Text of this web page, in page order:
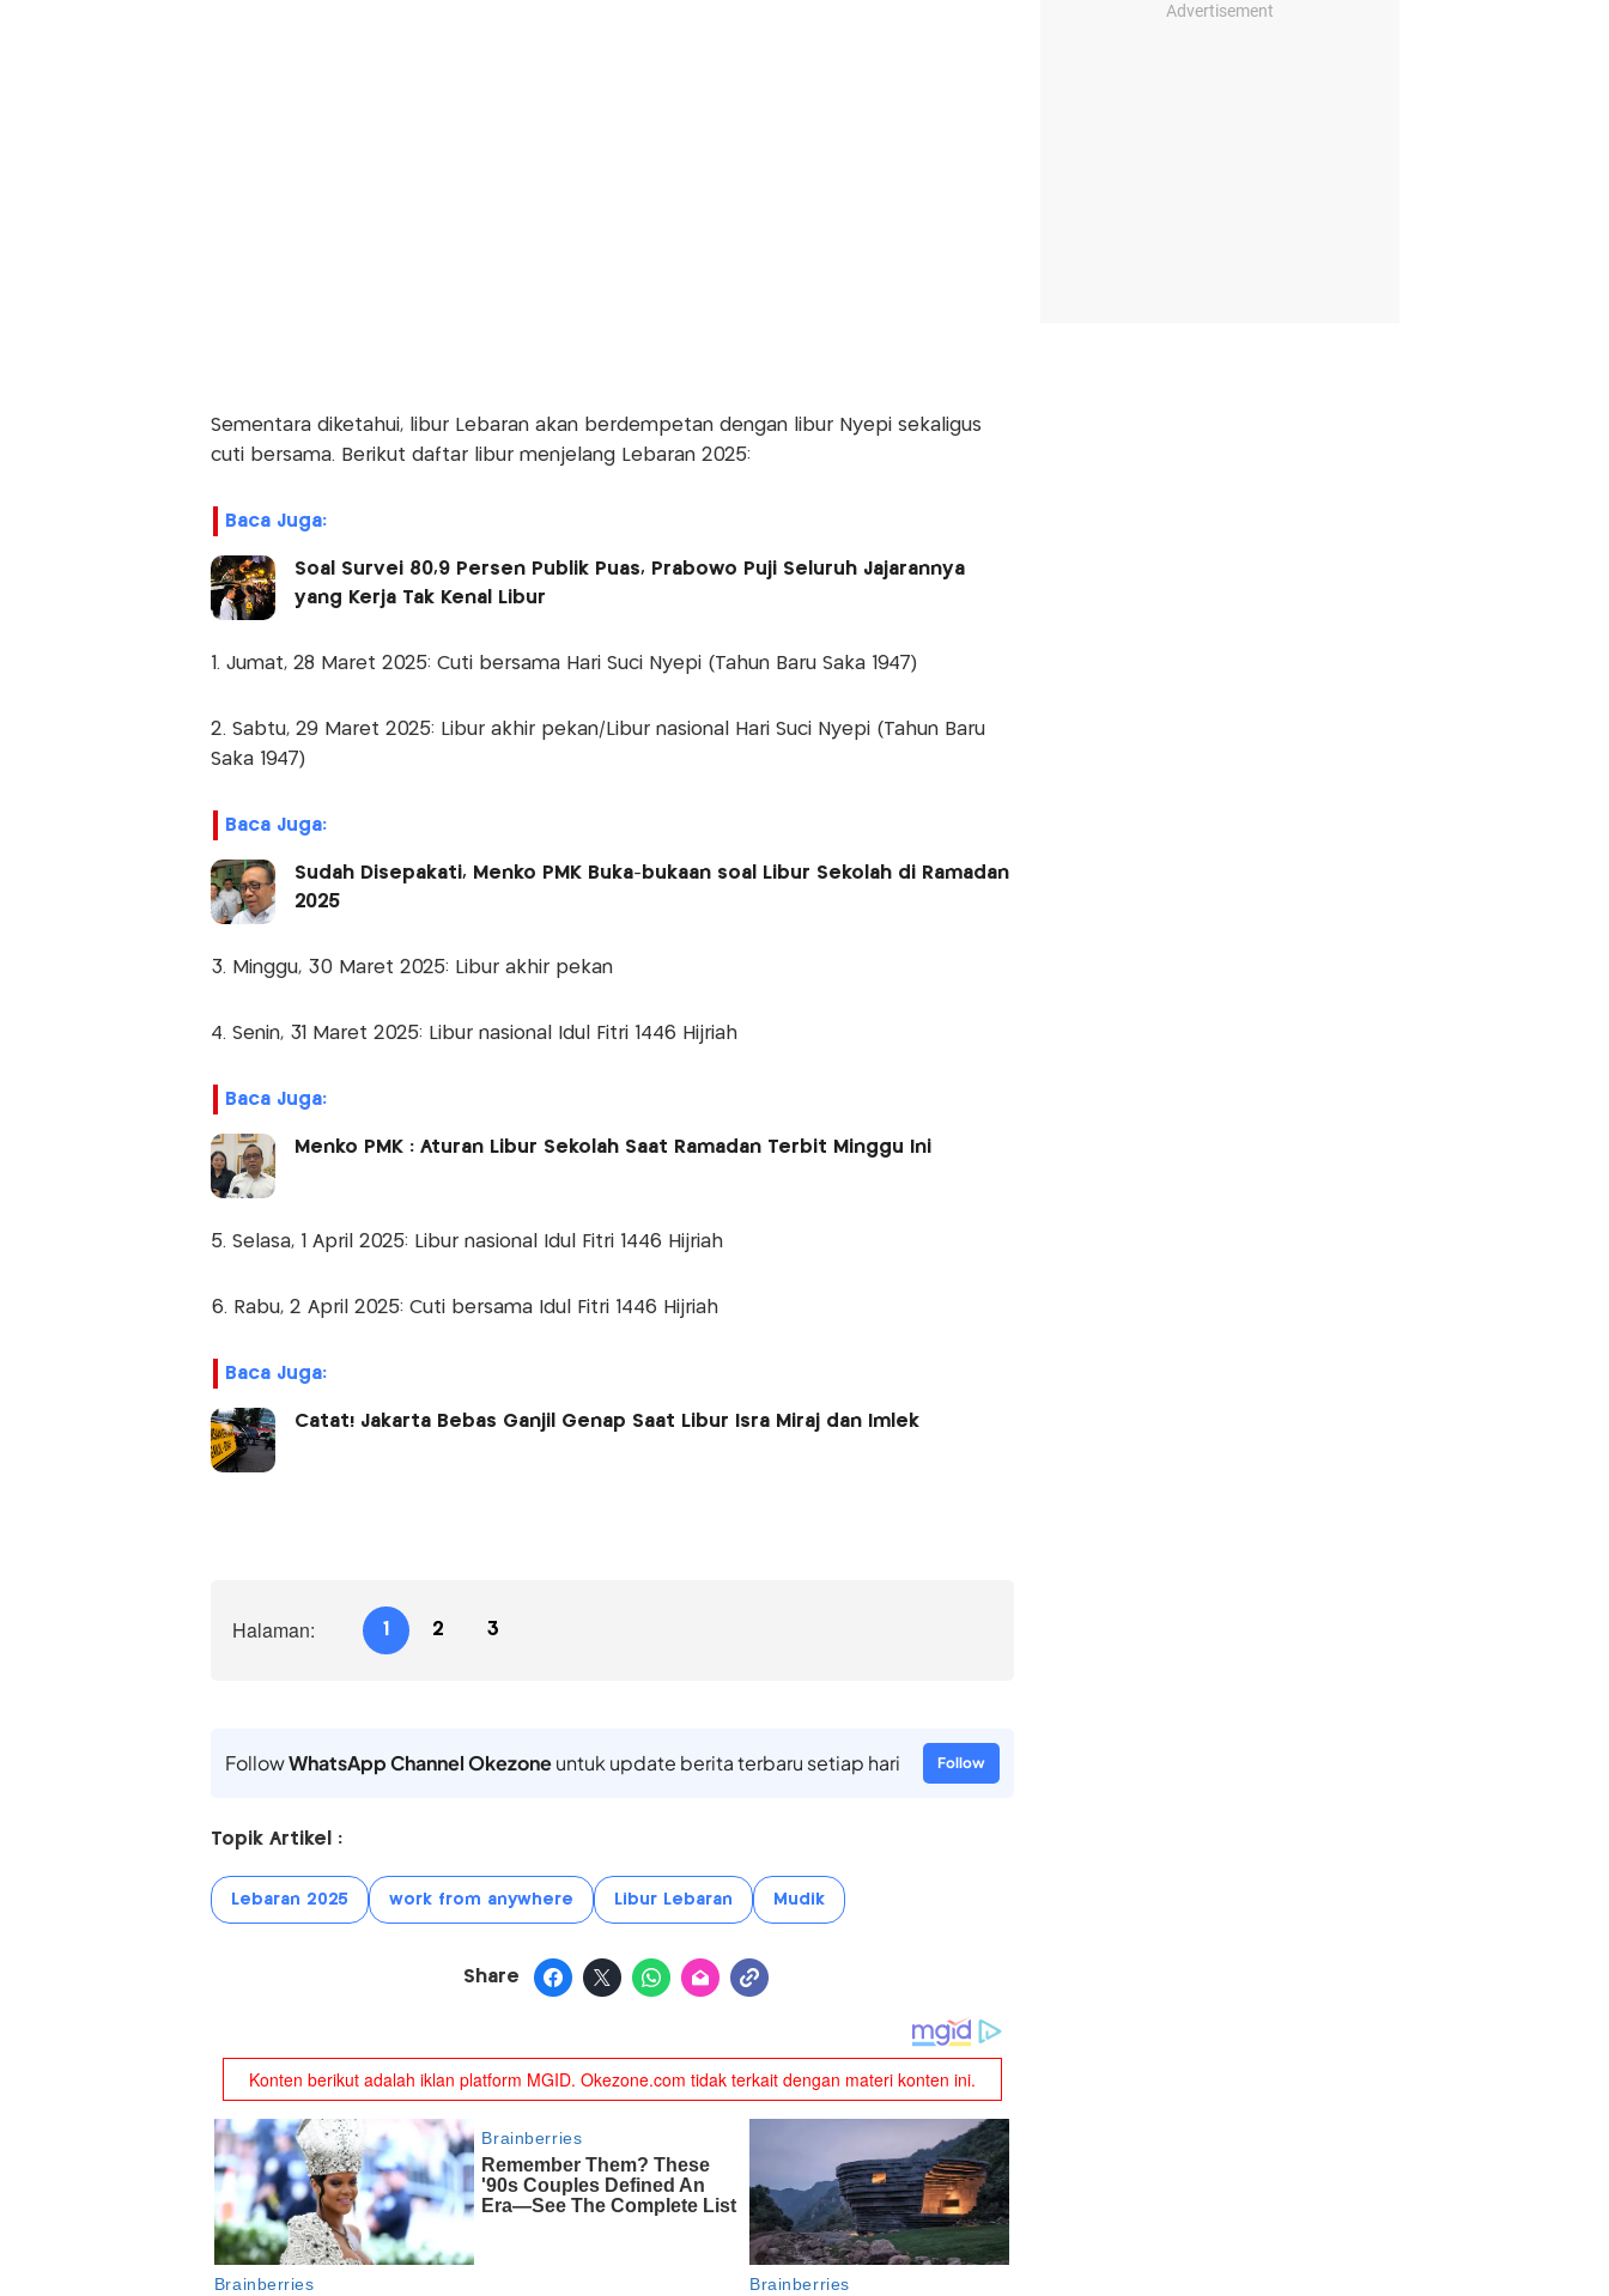
Sementara diketahui, libur Lebaran akan berdempetan dengan libur Nyepi sekaligus
cuti bersama. Berikut daftar libur menjelang Lebaran 2025:
Baca Juga:
Soal Survei 80,9 Persen Publik Puas, Prabowo Puji Seluruh Jajarannya
yang Kerja Tak Kenal Libur
1. Jumat, 28 Maret 2025: Cuti bersama Hari Suci Nyepi (Tahun Baru Saka 1947)
2. Sabtu, 29 Maret 2025: Libur akhir pekan/Libur nasional Hari Suci Nyepi (Tahun Baru
Saka 1947)
Baca Juga:
Sudah Disepakati, Menko PMK Buka-bukaan soal Libur Sekolah di Ramadan
2025
3. Minggu, 30 Maret 2025: Libur akhir pekan
4. Senin, 31 Maret 2025: Libur nasional Idul Fitri 1446 Hijriah
Baca Juga:
Menko PMK : Aturan Libur Sekolah Saat Ramadan Terbit Minggu Ini
5. Selasa, 1 April 2025: Libur nasional Idul Fitri 1446 Hijriah
6. Rabu, 2 April 2025: Cuti bersama Idul Fitri 1446 Hijriah
Baca Juga:
Catat! Jakarta Bebas Ganjil Genap Saat Libur Isra Miraj dan Imlek
Halaman: 1 2 3
FollowWhatsApp Channel Okezoneuntuk update berita terbaru setiap hari Follow
Topik Artikel :
Lebaran 2025 work from anywhere Libur Lebaran Mudik
Share
Advertisement